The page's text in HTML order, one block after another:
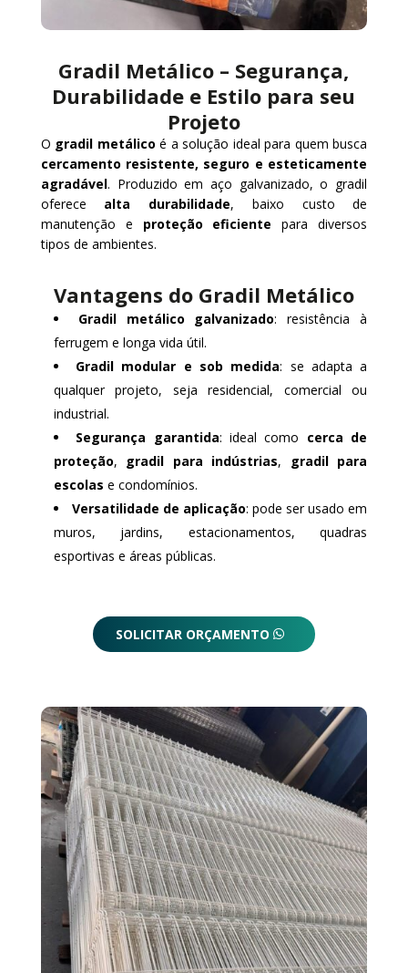
Gradil Metálico – Segurança,
Durabilidade e Estilo para seu
Projeto
O gradil metálico é a solução ideal para quem busca
cercamento resistente, seguro e esteticamente
agradável. Produzido em aço galvanizado, o gradil
oferece alta durabilidade, baixo custo de
manutenção e proteção eficiente para diversos
tipos de ambientes.
Vantagens do Gradil Metálico
Gradil metálico galvanizado: resistência à
ferrugem e longa vida útil.
Gradil modular e sob medida: se adapta a
qualquer projeto, seja residencial, comercial ou
industrial.
Segurança garantida: ideal como cerca de
proteção, gradil para indústrias, gradil para
escolas e condomínios.
Versatilidade de aplicação: pode ser usado em
muros, jardins, estacionamentos, quadras
esportivas e áreas públicas.
SOLICITAR ORÇAMENTO